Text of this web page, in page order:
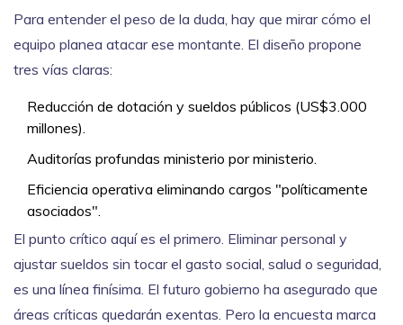
Para entender el peso de la duda, hay que mirar cómo el
equipo planea atacar ese montante. El diseño propone
tres vías claras:
Reducción de dotación y sueldos públicos (US$3.000
millones).
Auditorías profundas ministerio por ministerio.
Eficiencia operativa eliminando cargos "políticamente
asociados".
El punto crítico aquí es el primero. Eliminar personal y
ajustar sueldos sin tocar el gasto social, salud o seguridad,
es una línea finísima. El futuro gobierno ha asegurado que
áreas críticas quedarán exentas. Pero la encuesta marca